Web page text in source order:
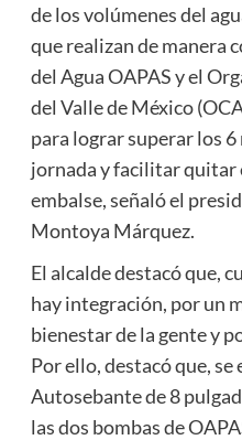
de los volúmenes del
que realizan de manera
del Agua OAPAS y el
del Valle de México
para lograr superar los
jornada y facilitar quitar
embalse, señaló el
Montoya Márquez.
El alcalde destacó que,
hay integración, por un
bienestar de la gente y
Por ello, destacó que, se
Autosebante de 8
las dos bombas de